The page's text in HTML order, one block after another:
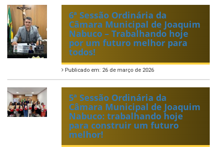
6ª Sessão Ordinária da
Câmara Municipal de Joaquim
Nabuco – Trabalhando hoje
por um futuro melhor para
todos!
Publicado em: 26 de março de 2026
5ª Sessão Ordinária da
Câmara Municipal de Joaquim
Nabuco: trabalhando hoje
para construir um futuro
melhor!